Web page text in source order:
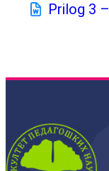
Prilog 3 –